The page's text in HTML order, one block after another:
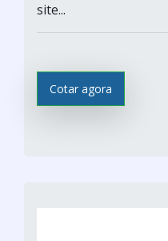
site...
Cotar agora